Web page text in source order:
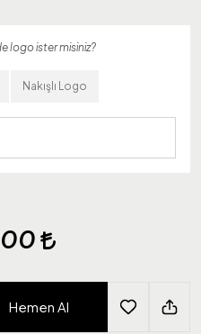
logo ister misiniz?
Nakışlı Logo
Hemen Al